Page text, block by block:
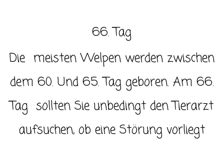
66. Tag
Die meisten Welpen werden zwischen
dem 60. Und 65. Tag geboren. Am 66.
Tag sollten Sie unbedingt den Tierarzt
aufsuchen, ob eine Störung vorliegt